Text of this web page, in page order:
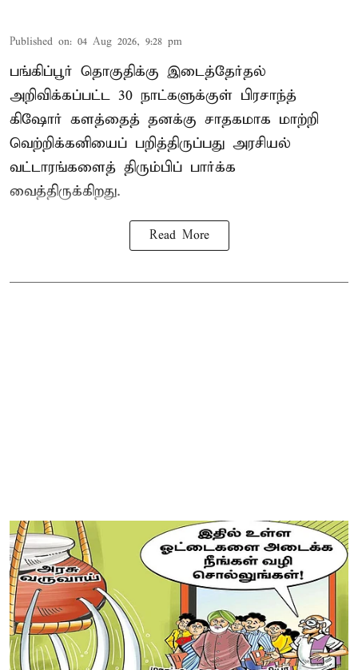
Published on: 04 Aug 2026, 9:28 pm
பங்கிப்பூர் தொகுதிக்கு இடைத்தேர்தல்
அறிவிக்கப்பட்ட 30 நாட்களுக்குள் பிரசாந்த்
கிஷோர் களத்தைத் தனக்கு சாதகமாக மாற்றி
வெற்றிக்கனியைப் பறித்திருப்பது அரசியல்
வட்டாரங்களைத் திரும்பிப் பார்க்க
வைத்திருக்கிறது.
Read More